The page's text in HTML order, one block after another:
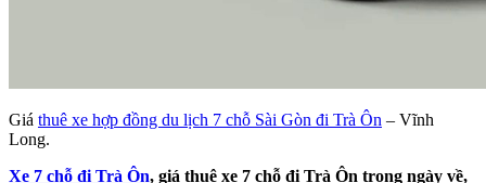
Giá thuê xe hợp đồng du lịch 7 chỗ Sài Gòn đi Trà Ôn – Vĩnh
Long.
Xe 7 chỗ đi Trà Ôn, giá thuê xe 7 chỗ đi Trà Ôn trong ngày về,